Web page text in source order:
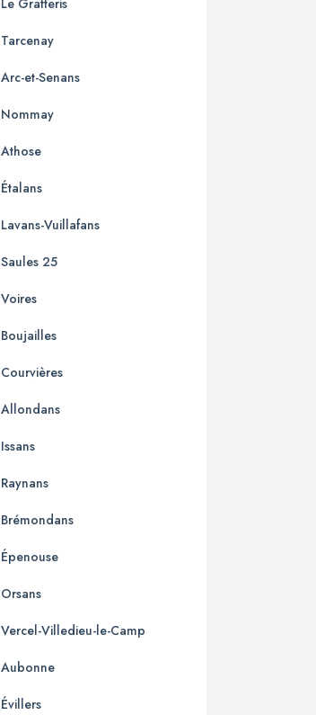
Tarcenay
Arc-et-Senans
Nommay
Athose
Étalans
Lavans-Vuillafans
Saules 25
Voires
Boujailles
Courvières
Allondans
Issans
Raynans
Brémondans
Épenouse
Orsans
Vercel-Villedieu-le-Camp
Aubonne
Évillers